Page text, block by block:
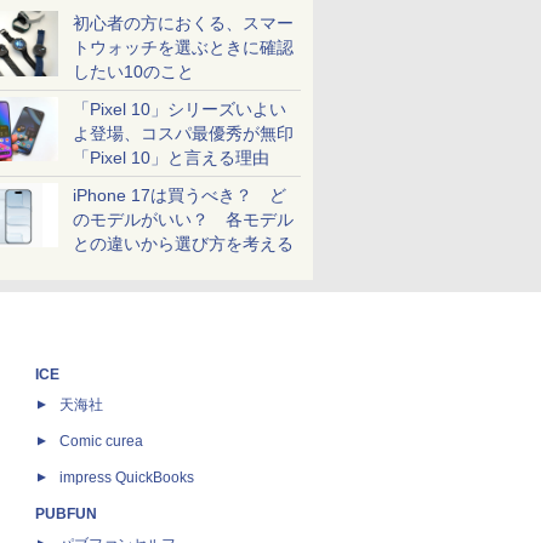
初心者の方におくる、スマー
トウォッチを選ぶときに確認
したい10のこと
「Pixel 10」シリーズいよい
よ登場、コスパ最優秀が無印
「Pixel 10」と言える理由
iPhone 17は買うべき？ ど
のモデルがいい？ 各モデル
との違いから選び方を考える
ICE
天海社
Comic curea
impress QuickBooks
PUBFUN